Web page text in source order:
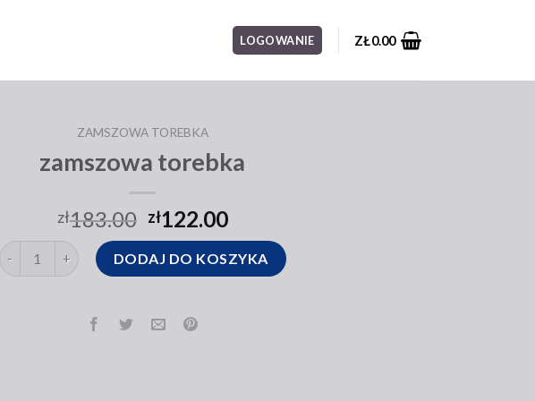
LOGOWANIE ZŁ0.00
ZAMSZOWA TOREBKA
zamszowa torebka
zł183.00 zł122.00
ilość zamszowa torebkaDODAJ DO KOSZYKA